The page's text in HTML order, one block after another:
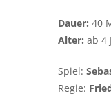
Dauer: 40
Alter: ab 4
Spiel:
Regie: